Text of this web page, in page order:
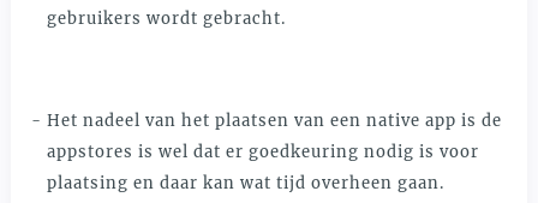
gebruikers wordt gebracht.
Het nadeel van het plaatsen van een native app is de
appstores is wel dat er goedkeuring nodig is voor
plaatsing en daar kan wat tijd overheen gaan.